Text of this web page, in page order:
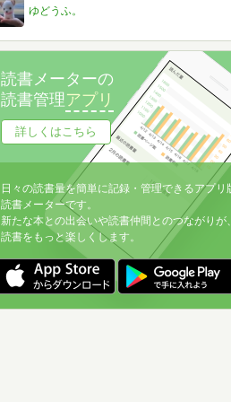
ゆどうふ。
読書メーターの
読書管理アプリ
詳しくはこちら
日々の読書量を簡単に記録・管理できるアプリ
読書メーターです。
新たな本との出会いや読書仲間とのつながりが
読書をもっと楽しくします。